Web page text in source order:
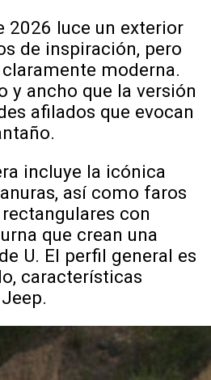
2026 luce un exterior
de inspiración, pero
moderna.
y ancho que la versión
afilados que evocan
incluye la icónica
así como faros
con
que crean una
U. El perfil general es
características